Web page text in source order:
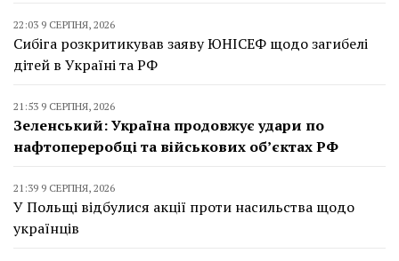
22:03 9 СЕРПНЯ, 2026
Сибіга розкритикував заяву ЮНІСЕФ щодо загибелі
дітей в Україні та РФ
21:53 9 СЕРПНЯ, 2026
Зеленський: Україна продовжує удари по
нафтопереробці та військових об’єктах РФ
21:39 9 СЕРПНЯ, 2026
У Польщі відбулися акції проти насильства щодо
українців